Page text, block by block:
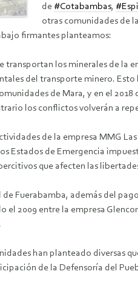
de #Cotabambas,
otras comunidades de
firmantes planteamos:
transportan los minerales de la
del transporte minero.
de Mara, y en el
los conflictos volverán a
de la empresa MMG
Estados de Emergencia
que afecten las
Fuerabamba, además del
el 2009 entre la empresa
han planteado diversas
de la Defensoría del